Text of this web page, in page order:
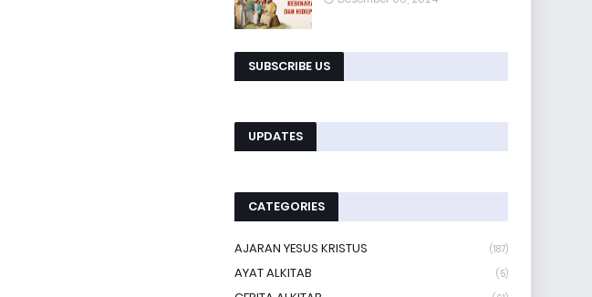
SUBSCRIBE US
UPDATES
CATEGORIES
AJARAN YESUS KRISTUS (187)
AYAT ALKITAB (5)